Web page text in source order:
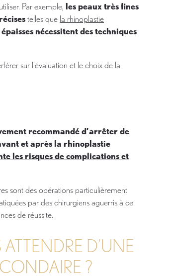
Par exemple, les peaux très fines
telles que la rhinoplastie
nécessitent des techniques
sur l’évaluation et le choix de la
recommandé d’arrêter de
et après la rhinoplastie
les risques de complications et
sont des opérations particulièrement
par des chirurgiens aguerris à ce
de réussite.
ATTENDRE D’UNE
?